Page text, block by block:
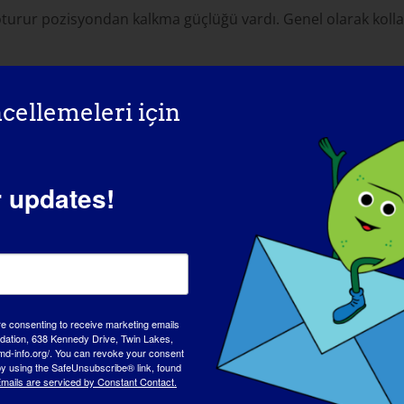
pozisyondan kalkma güçlüğü vardı. Genel olarak
düşünüyorsunuz?
yemek hazırlama gibi günlük işleri bağımsız olarak
ona asla ne kadar üzgün hissettiğimi ya da bu günlük
Kendime acımaktan, insanları güçlülük, farkındalık
?
için
consenting to receive marketing emails
638 Kennedy Drive, Twin Lakes,
info.org/. You can revoke your consent
using the SafeUnsubscribe® link, found
are serviced by Constant Contact.